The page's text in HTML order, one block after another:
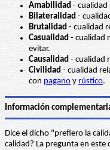
Amabilidad - cualidad
Bilateralidad -
Brutalidad - cualidad
Casualidad - cualidad
evitar.
Causalidad - cualidad
Civilidad - cualidad
con pagano y rústico.
Información
Dice el dicho "prefiero la
calidad? La pregunta en este